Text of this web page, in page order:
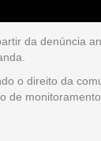
da denúncia
o direito da
de